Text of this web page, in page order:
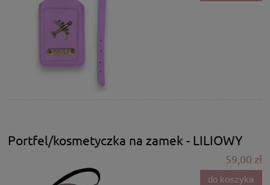
Portfel/kosmetyczka na zamek - LILIOWY
59,00 zł
do koszyka